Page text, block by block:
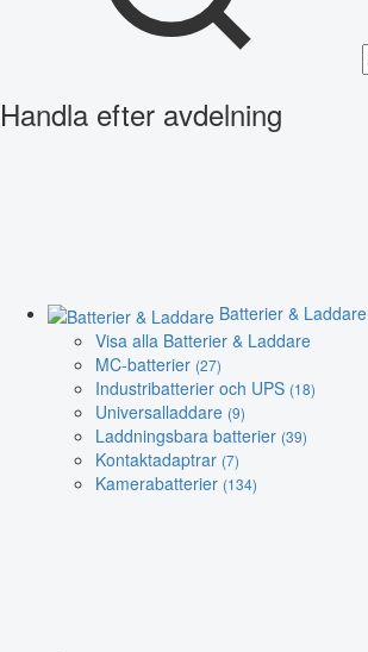
Handla efter avdelning
Batterier & Laddare
Visa alla Batterier & Laddare
MC-batterier (27)
Industribatterier och UPS (18)
Universalladdare (9)
Laddningsbara batterier (39)
Kontaktadaptrar (7)
Kamerabatterier (134)